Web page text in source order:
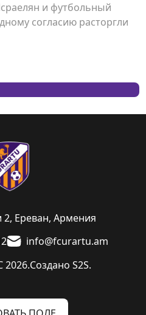
и футбольный
согласию расторгли
2026.Создано S2S.
info@fcurartu.am
2, Ереван, Армения